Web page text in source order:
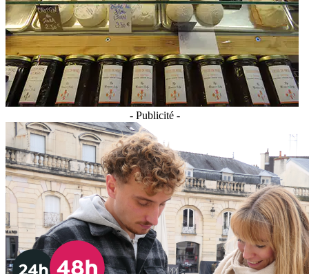
- Publicité -